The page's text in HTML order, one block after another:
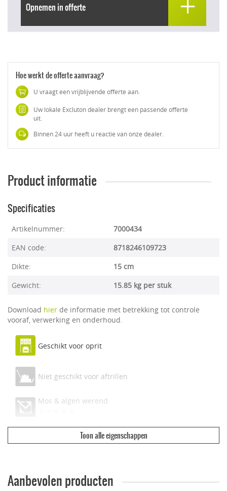
Opnemen in offerte
Hoe werkt de offerte aanvraag?
U vraagt een vrijblijvende offerte aan.
Uw lokale Excluton dealer brengt een passende offerte
uit.
Binnen 24 uur heeft u reactie van onze dealer.
Product informatie
Specificaties
Artikelnummer:
7000434
EAN code:
8718246109723
Dikte:
15 cm
Gewicht:
15.85 kg per stuk
Download hier de informatie met betrekking tot controle
vooraf, verwerking en onderhoud.
Geschikt voor oprit
Niet geschikt voor aftrillen
Mos & algen werend
Ecologisch & duurzaam
Toon alle eigenschappen
Aanbevolen producten